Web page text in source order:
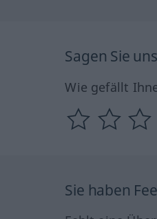
Sagen Sie
Wie gefällt
Sie haben